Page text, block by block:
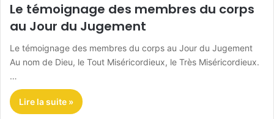
Le témoignage des membres du corps
au Jour du Jugement
Le témoignage des membres du corps au Jour du Jugement
Au nom de Dieu, le Tout Miséricordieux, le Très Miséricordieux.
…
Lire la suite »